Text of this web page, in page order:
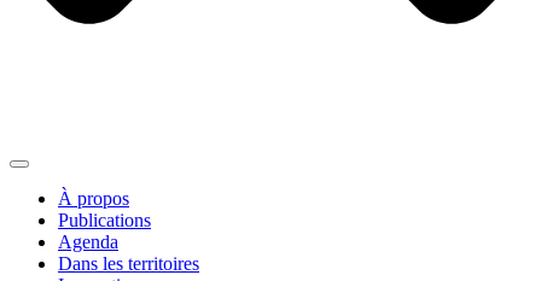
À propos
Publications
Agenda
Dans les territoires